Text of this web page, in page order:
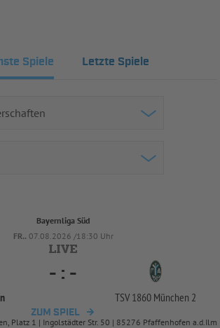
Spiele Letzte Spiele
Bayernliga Süd
FR.. 07.08.2026 /18:30 Uhr
- : -
TSV 1860 München 2
ZUM SPIEL
Platz 1 | Ingolstädter Str. 50 | 85276 Pfaffenhofen a.d.Ilm